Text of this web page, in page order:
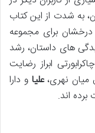
به شدت از این کتاب
درخشان برای مجموعه
های داستان، رشد
ابراز رضایت
میان نهری،علیا و دارا
اند.